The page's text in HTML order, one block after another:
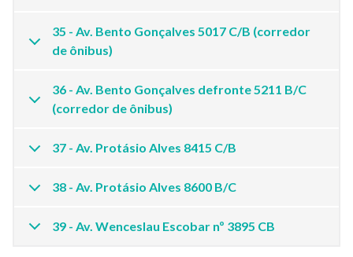
35 - Av. Bento Gonçalves 5017 C/B (corredor
de ônibus)
36 - Av. Bento Gonçalves defronte 5211 B/C
(corredor de ônibus)
37 - Av. Protásio Alves 8415 C/B
38 - Av. Protásio Alves 8600 B/C
39 - Av. Wenceslau Escobar nº 3895 CB